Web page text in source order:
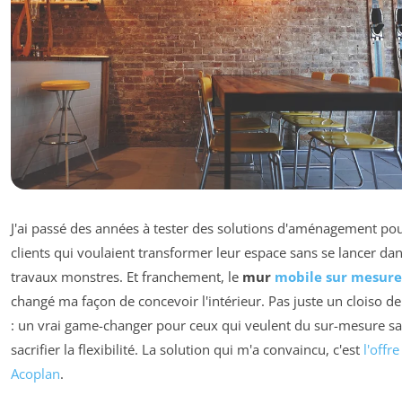
J'ai passé des années à tester des solutions d'aménagement
clients qui voulaient transformer leur espace sans se lancer
travaux monstres. Et franchement, le mur mobile sur mesure
changé ma façon de concevoir l'intérieur. Pas juste un cloiso
: un vrai game-changer pour ceux qui veulent du sur-mesure
sacrifier la flexibilité. La solution qui m'a convaincu, c'est l'offre
Acoplan.